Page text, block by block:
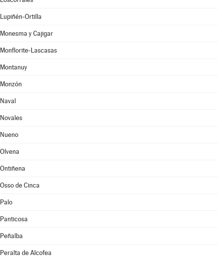
Lupiñén-Ortilla
Monesma y Cajigar
Monflorite-Lascasas
Montanuy
Monzón
Naval
Novales
Nueno
Olvena
Ontiñena
Osso de Cinca
Palo
Panticosa
Peñalba
Peralta de Alcofea